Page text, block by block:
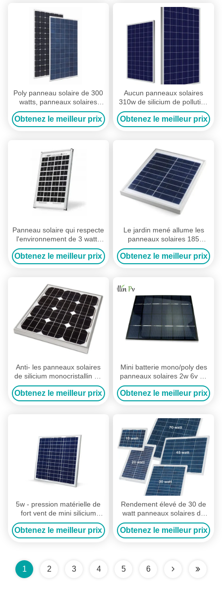
Poly panneau solaire de 300
watts, panneaux solaires
résidentiels de cadre
d'alliage d'aluminium
Obtenez le meilleur prix
Aucun panneaux solaires
310w de silicium de pollution
imperméables pour le
système énergétique de grille
Obtenez le meilleur prix
Panneau solaire qui respecte
l'environnement de 3 watts
pour le réverbère
solaire/lumière d'inondation
solaire
Obtenez le meilleur prix
Le jardin mené allume les
panneaux solaires 185
polycristallins x 185 x 17mm
de silicium
Obtenez le meilleur prix
Anti- les panneaux solaires
de silicium monocristallin de
PID, 30w imperméabilisent le
module mono de picovolte
Obtenez le meilleur prix
Mini batterie mono/poly des
panneaux solaires 2w 6v de
silicium facile portent pour
l'éclairage de yard
Obtenez le meilleur prix
5w - pression matérielle de
fort vent de mini silicium
cristallin du panneau solaire
100w résistante
Obtenez le meilleur prix
Rendement élevé de 30 de
watt panneaux solaires de
silicium pour le capteur de
mouvement solaire de
réverbère
Obtenez le meilleur prix
1 2 3 4 5 6